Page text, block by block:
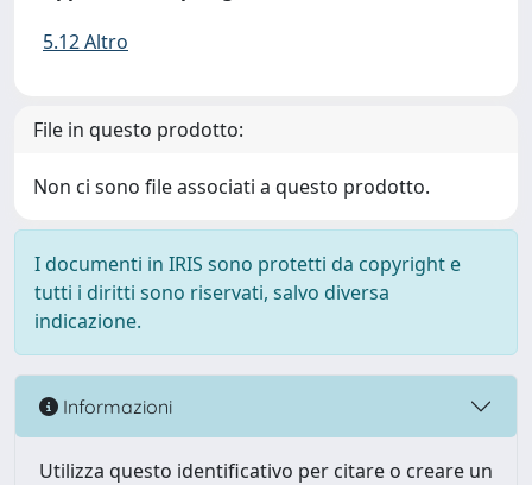
5.12 Altro
File in questo prodotto:
Non ci sono file associati a questo prodotto.
I documenti in IRIS sono protetti da copyright e
tutti i diritti sono riservati, salvo diversa
indicazione.
Informazioni
Utilizza questo identificativo per citare o creare un